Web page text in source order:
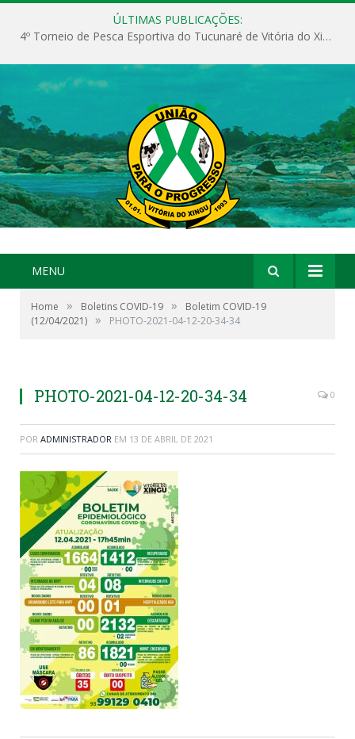
ÚLTIMAS PUBLICAÇÕES:
4º Torneio de Pesca Esportiva do Tucunaré de Vitória do Xingu
MENU
Home » Boletins COVID-19 »
Boletim COVID-19
(12/04/2021) » PHOTO-2021-04-12-20-34-34
PHOTO-2021-04-12-20-34-34 0
POR ADMINISTRADOR EM 13 DE ABRIL DE 2021